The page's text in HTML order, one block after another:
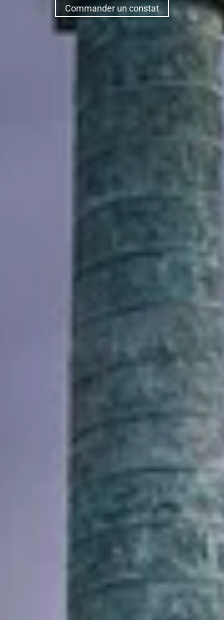
Commander un constat